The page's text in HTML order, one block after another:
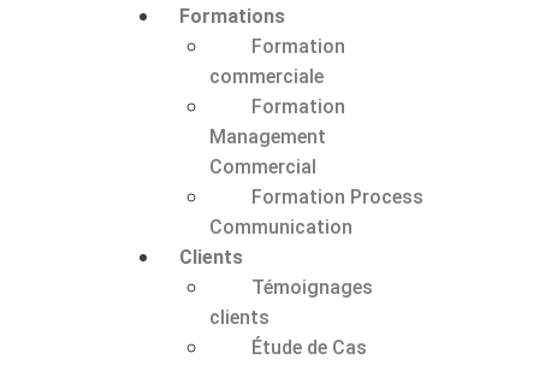
Formations
Formation
commerciale
Formation
Management
Commercial
Formation Process
Communication
Clients
Témoignages
clients
Étude de Cas